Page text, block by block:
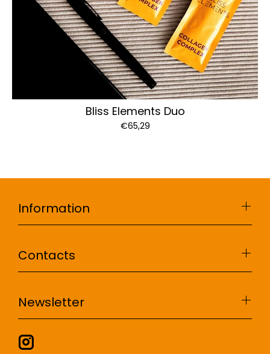
Bliss Elements Duo
€65,29
Information
Contacts
Newsletter